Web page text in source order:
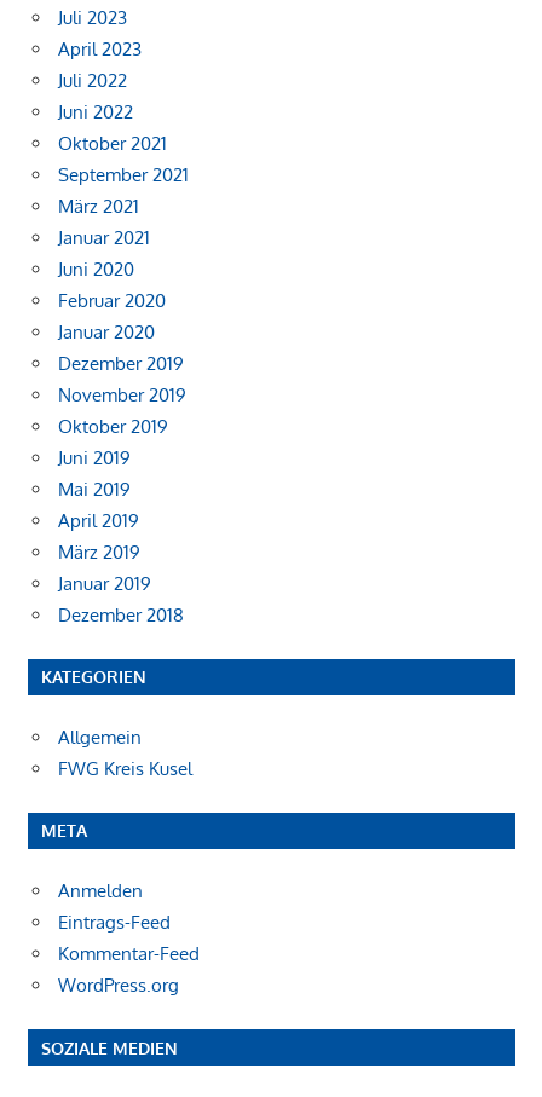
Juli 2023
April 2023
Juli 2022
Juni 2022
Oktober 2021
September 2021
März 2021
Januar 2021
Juni 2020
Februar 2020
Januar 2020
Dezember 2019
November 2019
Oktober 2019
Juni 2019
Mai 2019
April 2019
März 2019
Januar 2019
Dezember 2018
KATEGORIEN
Allgemein
FWG Kreis Kusel
META
Anmelden
Eintrags-Feed
Kommentar-Feed
WordPress.org
SOZIALE MEDIEN